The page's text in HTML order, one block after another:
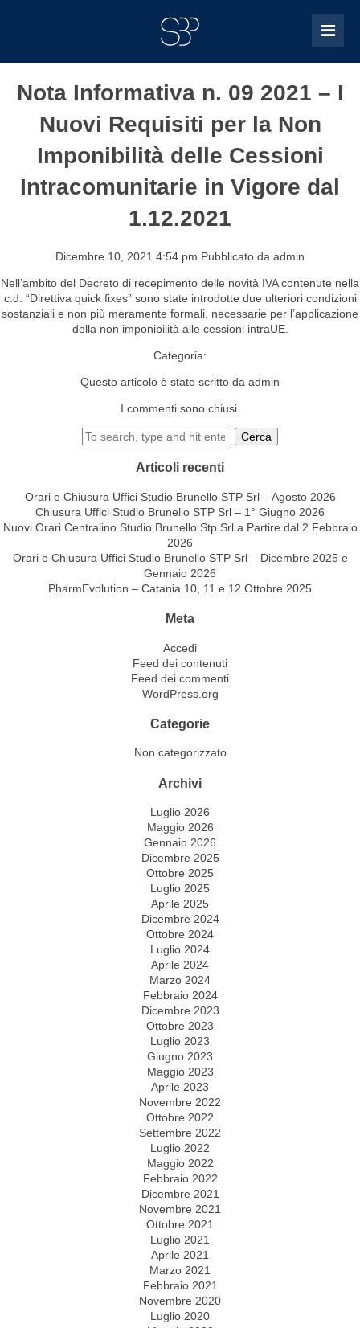
Nota Informativa n. 09 2021 – I
Nuovi Requisiti per la Non
Imponibilità delle Cessioni
Intracomunitarie in Vigore dal
1.12.2021
Dicembre 10, 2021 4:54 pm Pubblicato da admin
Nell’ambito del Decreto di recepimento delle novità IVA contenute nella
c.d. “Direttiva quick fixes” sono state introdotte due ulteriori condizioni
sostanziali e non più meramente formali, necessarie per l’applicazione
della non imponibilità alle cessioni intraUE.
Categoria:
Questo articolo è stato scritto da admin
I commenti sono chiusi.
Cerca
Articoli recenti
Orari e Chiusura Uffici Studio Brunello STP Srl – Agosto 2026
Chiusura Uffici Studio Brunello STP Srl – 1° Giugno 2026
Nuovi Orari Centralino Studio Brunello Stp Srl a Partire dal 2 Febbraio
2026
Orari e Chiusura Uffici Studio Brunello STP Srl – Dicembre 2025 e
Gennaio 2026
PharmEvolution – Catania 10, 11 e 12 Ottobre 2025
Meta
Accedi
Feed dei contenuti
Feed dei commenti
WordPress.org
Categorie
Non categorizzato
Archivi
Luglio 2026
Maggio 2026
Gennaio 2026
Dicembre 2025
Ottobre 2025
Luglio 2025
Aprile 2025
Dicembre 2024
Ottobre 2024
Luglio 2024
Aprile 2024
Marzo 2024
Febbraio 2024
Dicembre 2023
Ottobre 2023
Luglio 2023
Giugno 2023
Maggio 2023
Aprile 2023
Novembre 2022
Ottobre 2022
Settembre 2022
Luglio 2022
Maggio 2022
Febbraio 2022
Dicembre 2021
Novembre 2021
Ottobre 2021
Luglio 2021
Aprile 2021
Marzo 2021
Febbraio 2021
Novembre 2020
Luglio 2020